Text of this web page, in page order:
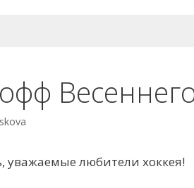
уважаемые любители хоккея!